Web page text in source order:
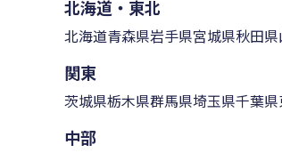
北海道・東北
北海道青森県岩手県宮城県秋田県
関東
茨城県栃木県群馬県埼玉県千葉県
中部